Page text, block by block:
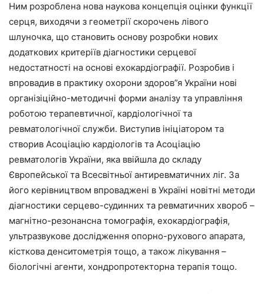
Ним розроблена нова наукова концепція оцінки функції
серця, виходячи з геометрії скорочень лівого
шлуночка, що становить основу розробки нових
додаткових критеріїв діагностики серцевої
недостатності на основі ехокардіографії. Розробив і
впровадив в практику охорони здоров”я України нові
організіційно-методичні форми аналізу та управління
роботою терапевтичної, кардіологічної та
ревматологічної служби. Виступив ініціатором та
створив Асоціацію кардіологів та Асоціацію
ревматологів України, яка ввійшла до складу
Європейської та Всесвітньої антиревматичних ліг. За
його керівництвом впроваджені в Україні новітні методи
діагностики серцево-судинних та ревматичних хвороб –
магнітно-резонансна томографія, ехокардіографія,
ультразвукове дослідження опорно-рухового апарата,
кісткова денситометрія тощо, а також лікування –
біологічні агенти, хондропротекторна терапія тощо.